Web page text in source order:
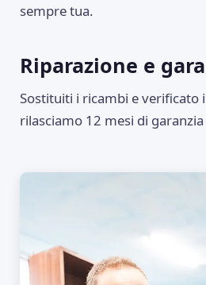
sempre tua.
Riparazione e
Sostituiti i ricambi e verificato
rilasciamo 12 mesi di